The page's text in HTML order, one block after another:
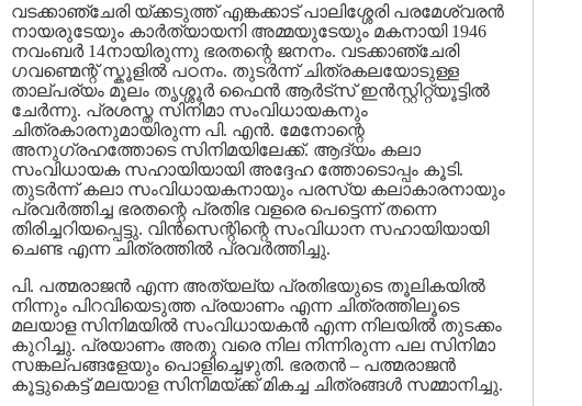
വടക്കാഞ്ചേരി യ്ക്കടുത്ത് എങ്കക്കാട് പാലിശ്ശേരി പരമേശ്വരന്‍
നായരുടേയും കാര്‍ത്യായനി അമ്മയുടേയും മകനായി 1946
നവംബര്‍ 14നായിരുന്നു ഭരതന്റെ ജനനം. വടക്കാഞ്ചേരി
ഗവണ്മെന്റ് സ്കൂളില്‍ പഠനം. തുടര്‍ന്ന് ചിത്രകലയോടുള്ള
താല്പര്യം മൂലം തൃശ്ശൂര്‍ ഫൈന്‍ ആര്‍ട്സ് ഇന്‍സ്റ്റിറ്റ്യൂട്ടില്‍
ചേര്‍ന്നു. പ്രശസ്ത സിനിമാ സംവിധായകനും
ചിത്രകാരനുമായിരുന്ന പി‍. എന്‍. മേനോന്റെ
അനുഗ്രഹത്തോടെ സിനിമയിലേക്ക്. ആദ്യം കലാ
സംവിധായക സഹായിയായി അദ്ദേഹ ത്തോടൊപ്പം കൂടി.
തുടര്‍ന്ന് കലാ സംവിധായകനായും പരസ്യ കലാകാരനായും
പ്രവര്‍ത്തിച്ച ഭരതന്റെ പ്രതിഭ വളരെ പെട്ടെന്ന് തന്നെ
തിരിച്ചറിയപ്പെട്ടു. വിന്‍സെന്റിന്റെ സംവിധാന സഹായിയായി
ചെണ്ട എന്ന ചിത്രത്തില്‍ പ്രവര്‍ത്തിച്ചു.
പി. പത്മരാജന്‍ എന്ന അത്യല്യ പ്രതിഭയുടെ തൂലികയില്‍
നിന്നും പിറവിയെടുത്ത പ്രയാണം എന്ന ചിത്രത്തിലൂടെ
മലയാള സിനിമയില്‍ സംവിധായകന്‍ എന്ന നിലയില്‍ തുടക്കം
കുറിച്ചു. പ്രയാണം അതു വരെ നില നിന്നിരുന്ന പല സിനിമാ
സങ്കല്പങ്ങളേയും പൊളിച്ചെഴുതി. ഭരതന്‍ – പത്മരാജന്‍
കൂട്ടുകെട്ട് മലയാള സിനിമയ്ക്ക് മികച്ച ചിത്രങ്ങള്‍ സമ്മാനിച്ചു.